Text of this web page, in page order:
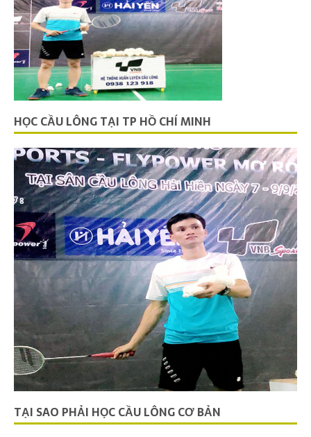
HỌC CẦU LÔNG TẠI TP HỒ CHÍ MINH
TẠI SAO PHẢI HỌC CẦU LÔNG CƠ BẢN